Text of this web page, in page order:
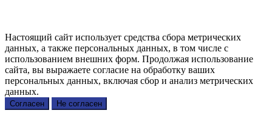
Настоящий сайт использует средства сбора метрических
данных, а также персональных данных, в том числе с
использованием внешних форм. Продолжая использование
сайта, вы выражаете согласие на обработку ваших
персональных данных, включая сбор и анализ метрических
данных.
Согласен Не согласен